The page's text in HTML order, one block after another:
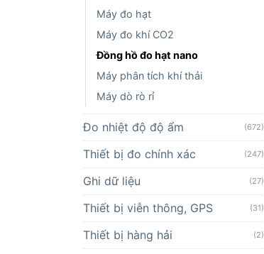
Máy đo hạt
Máy đo khí CO2
Đồng hồ đo hạt nano
Máy phân tích khí thải
Máy dò rò rỉ
Đo nhiệt độ độ ẩm (672)
Thiết bị đo chính xác (247)
Ghi dữ liệu (27)
Thiết bị viễn thông, GPS (31)
Thiết bị hàng hải (2)